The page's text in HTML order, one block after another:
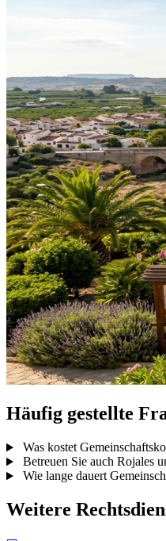
Häufig gestellte
Was kostet
Betreuen Sie auch Rojales
Wie lange dauert
Weitere